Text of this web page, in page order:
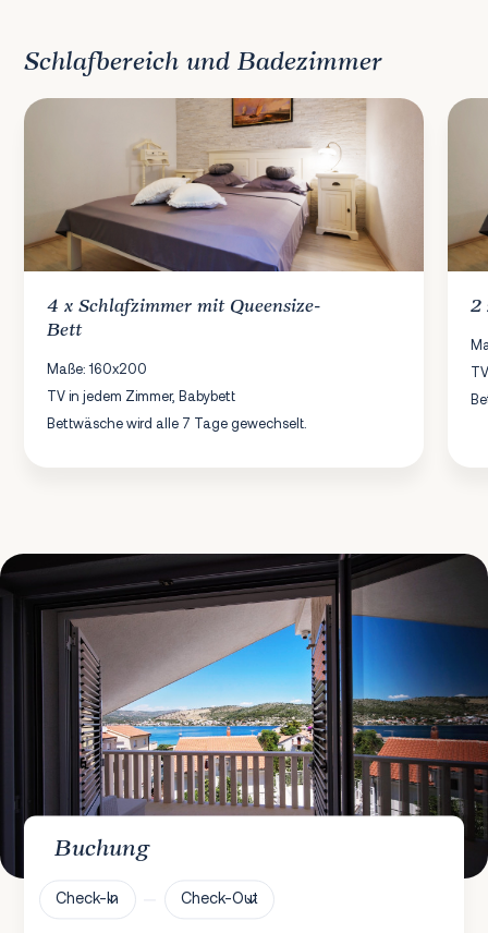
Schlafbereich und Badezimmer
4 xSchlafzimmer mit Queensize-
Bett
Maße: 160x200
TV in jedem Zimmer, Babybett
Bettwäsche wird alle 7 Tage gewechselt.
2
Buchung
Check-In Check-Out